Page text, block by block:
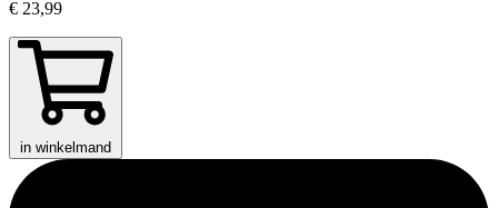
€ 23,99
in winkelmand